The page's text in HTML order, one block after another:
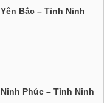
Bắc – Tỉnh Ninh
Phúc – Tỉnh Ninh